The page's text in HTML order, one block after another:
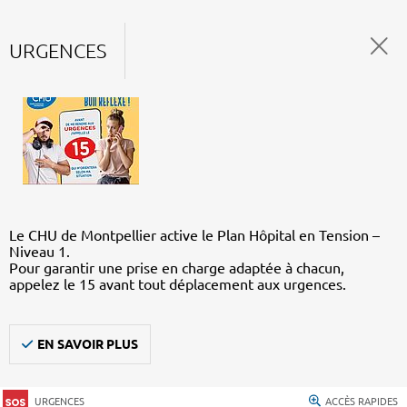
URGENCES
Le CHU de Montpellier active le Plan Hôpital en Tension –
Niveau 1.
Pour garantir une prise en charge adaptée à chacun,
appelez le 15 avant tout déplacement aux urgences.
EN SAVOIR PLUS
URGENCES ACCÈS RAPIDES